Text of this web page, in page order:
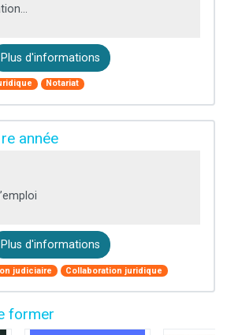
Plus d'informations
Notariat
année
Plus d'informations
judiciaire Collaboration juridique
former